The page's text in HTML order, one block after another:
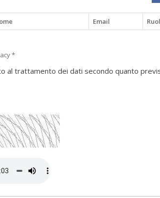
Email
*
al trattamento dei dati secondo quanto